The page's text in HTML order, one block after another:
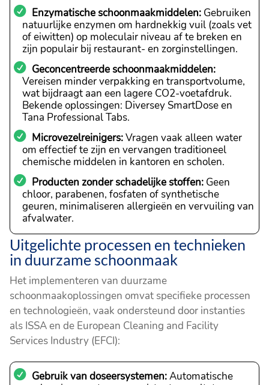
Enzymatische schoonmaakmiddelen: Gebruiken
natuurlijke enzymen om hardnekkig vuil (zoals vet
of eiwitten) op moleculair niveau af te breken en
zijn populair bij restaurant- en zorginstellingen.
Geconcentreerde schoonmaakmiddelen:
Vereisen minder verpakking en transportvolume,
wat bijdraagt aan een lagere CO2-voetafdruk.
Bekende oplossingen: Diversey SmartDose en
Tana Professional Tabs.
Microvezelreinigers:Vragen vaak alleen water
om effectief te zijn en vervangen traditioneel
chemische middelen in kantoren en scholen.
Producten zonder schadelijke stoffen: Geen
chloor, parabenen, fosfaten of synthetische
geuren, minimaliseren allergieën en vervuiling van
afvalwater.
Uitgelichte processen en technieken
in duurzame schoonmaak
Het implementeren van duurzame
schoonmaakoplossingen omvat specifieke processen
en technologieën, vaak ondersteund door instanties
als ISSA en de European Cleaning and Facility
Services Industry (EFCI):
Gebruik van doseersystemen:Automatische